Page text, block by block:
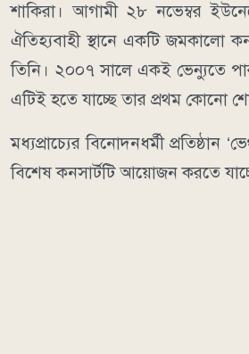
শাকিরা। আগামী ২৮ নভেম্বর
ঐতিহ্যবাহী স্থানে একটি জমকালো
তিনি। ২০০৭ সালে একই ভেন্যুতে
এটিই হতে যাচ্ছে তার প্রথম কোনো
মধ্যপ্রাচ্যের বিনোদনধর্মী প্রতিষ্ঠান
বিশেষ কনসার্টটি আয়োজন করতে